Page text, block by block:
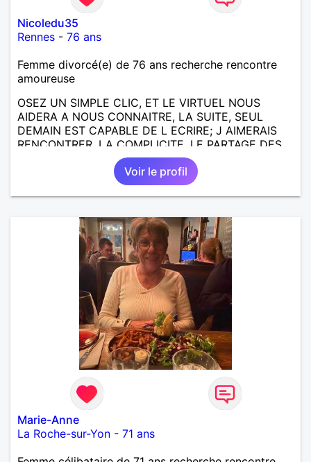
Nicoledu35
Rennes - 76 ans
Femme divorcé(e) de 76 ans recherche rencontre
amoureuse
OSEZ UN SIMPLE CLIC, ET LE VIRTUEL NOUS
AIDERA A NOUS CONNAITRE, LA SUITE, SEUL
DEMAIN EST CAPABLE DE L ECRIRE; J AIMERAIS
RENCONTRER, LA COMPLICITE, LE PARTAGE DES
BELLES CHOSES DE LA VIE : BALADES, VOYAGES
EN FRANCE OU AILLEURS. ETRE A L ECOUTE DE L
AUTRE, ET LA VIE SERA PLUS BELLE
ENCORE.....................
Voir le profil
Marie-Anne
La Roche-sur-Yon - 71 ans